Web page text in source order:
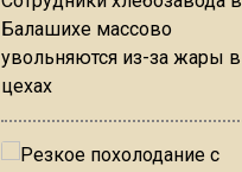
Балашихе массово
увольняются из-за жары в
цехах